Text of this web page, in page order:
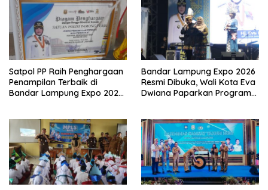
Satpol PP Raih Penghargaan
Penampilan Terbaik di
Bandar Lampung Expo 2026,
Masyarakat
Bandar Lampung Expo 2026
Resmi Dibuka, Wali Kota Eva
Dwiana Paparkan Program
Lampung